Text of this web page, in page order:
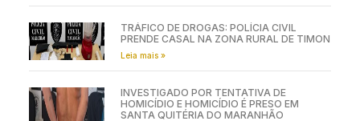
TRÁFICO DE DROGAS: POLÍCIA CIVIL
PRENDE CASAL NA ZONA RURAL DE TIMON
Leia mais »
INVESTIGADO POR TENTATIVA DE
HOMICÍDIO E HOMICÍDIO É PRESO EM
SANTA QUITÉRIA DO MARANHÃO